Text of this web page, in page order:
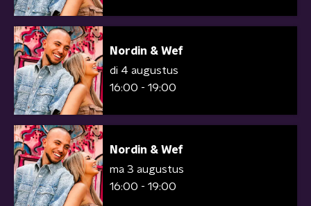
Nordin & Wef
di 4 augustus
16:00 - 19:00
Nordin & Wef
ma 3 augustus
16:00 - 19:00